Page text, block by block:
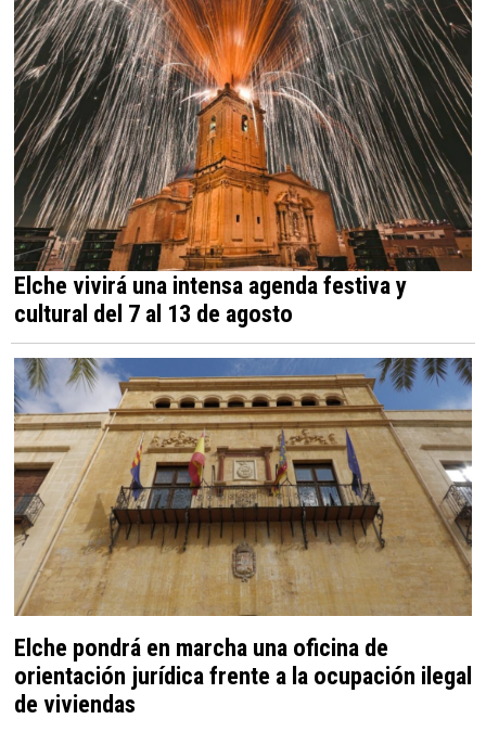
Elche vivirá una intensa agenda festiva y
cultural del 7 al 13 de agosto
Elche pondrá en marcha una oficina de
orientación jurídica frente a la ocupación ilegal
de viviendas